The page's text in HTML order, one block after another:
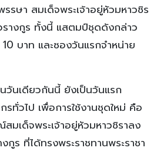
รษา สมเด็จพระเจ้าอยู่หัวมหาวชิร
างกูร ทั้งนี้ แสตมป์ชุดดังกล่าว
บาท และซองวันแรกจำหน่าย
วันเดียวกันนี้ ยังเป็นวันแรก
ทั่วไป เพื่อการใช้งานชุดใหม่ คือ
มเด็จพระเจ้าอยู่หัวมหาวชิราลง
ร ที่ได้ทรงพระราชทานพระราชา